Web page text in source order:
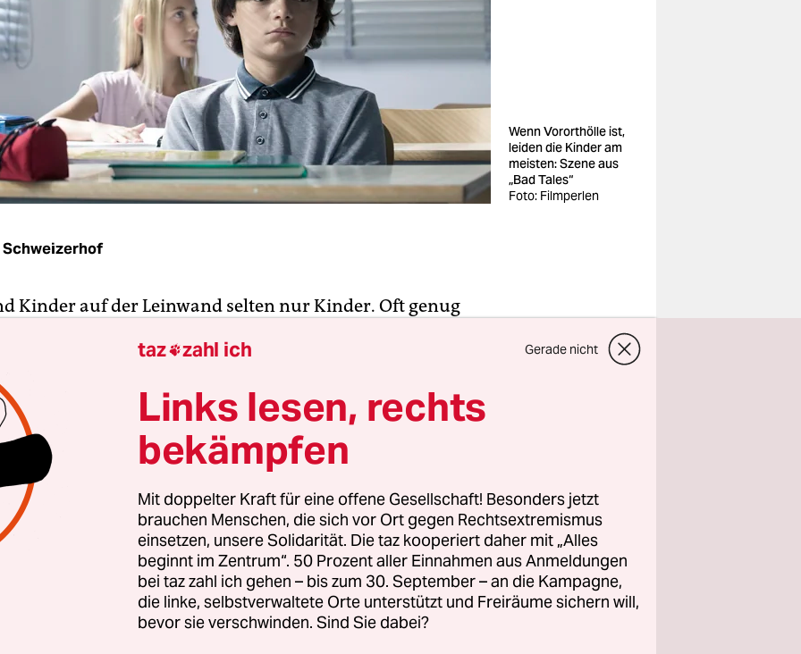
Wenn Vororthölle ist,
leiden die Kinder am
meisten: Szene aus
„Bad Tales“
Foto: Filmperlen
Kinder auf der Leinwand selten nur Kinder. Oft genug
zwar auch mit James Bond mit, aber wenn ein
und gefährdet ist, steigt der Puls noch höher. Wenn es
das Kind, entspannen sich selbst diejenigen, die
weit von sich weisen würden.
wandelnde Emotionalisierungsmaschinen – und selten
sie so hinterhältig, fast schon bösartig eingesetzt wie die
und Fabio D’Innocenzo in ihrem Berlinale-
„Bad Tales (Favolacce)“ von 2020.
taz zahl ich Gerade nicht
Links lesen, rechts
bekämpfen
Mit doppelter Kraft für eine offene Gesellschaft! Besonders jetzt
brauchen Menschen, die sich vor Ort gegen Rechtsextremismus
einsetzen, unsere Solidarität. Die taz kooperiert daher mit „Alles
beginnt im Zentrum“. 50 Prozent aller Einnahmen aus Anmeldungen
bei taz zahl ich gehen – bis zum 30. September – an die Kampagne,
die linke, selbstverwaltete Orte unterstützt und Freiräume sichern will,
bevor sie verschwinden. Sind Sie dabei?